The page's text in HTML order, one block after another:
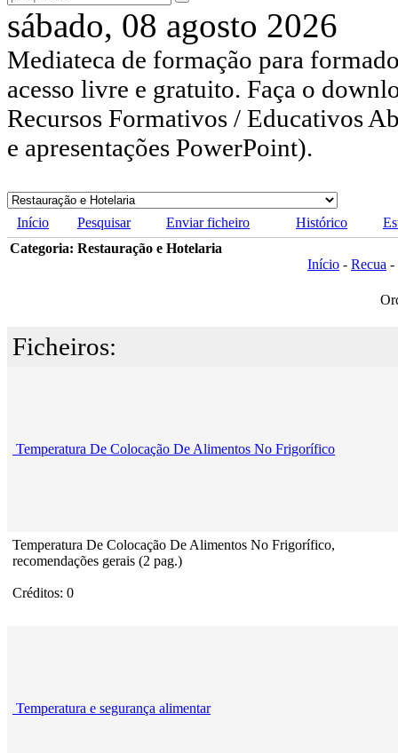
sábado, 08 agosto 2026
Mediateca de formação para
acesso livre e gratuito. Faça o
Recursos Formativos / Educativos
e apresentações PowerPoint).
Início Pesquisar Enviar ficheiro Histórico
Categoria: Restauração e Hotelaria
Início - Recua -
Ficheiros:
Temperatura De Colocação De Alimentos No Frigorífico
Temperatura De Colocação De Alimentos No Frigorífico,
recomendações gerais (2 pag.)
Créditos: 0
Temperatura e segurança alimentar